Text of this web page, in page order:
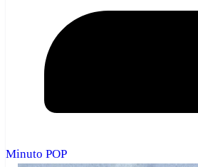
Minuto POP